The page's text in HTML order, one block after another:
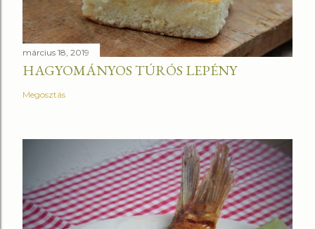
március 18, 2019
HAGYOMÁNYOS TÚRÓS LEPÉNY
Megosztás